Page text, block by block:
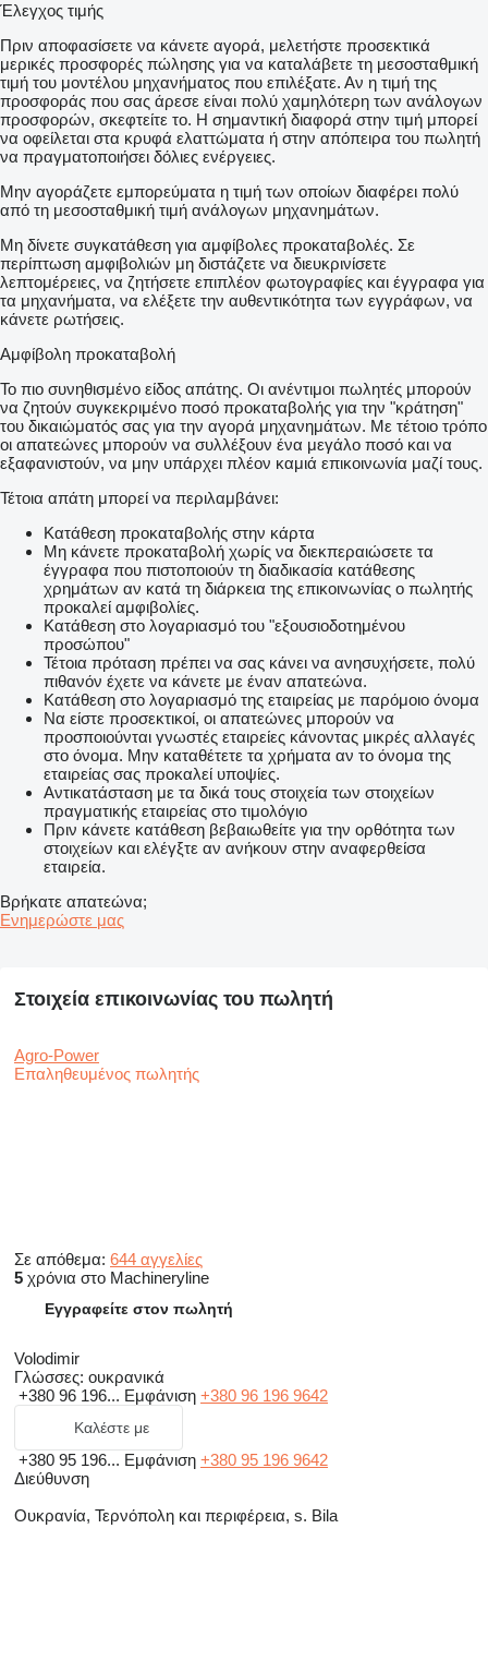
Έλεγχος τιμής
Πριν αποφασίσετε να κάνετε αγορά, μελετήστε προσεκτικά
μερικές προσφορές πώλησης για να καταλάβετε τη μεσοσταθμική
τιμή του μοντέλου μηχανήματος που επιλέξατε. Αν η τιμή της
προσφοράς που σας άρεσε είναι πολύ χαμηλότερη των ανάλογων
προσφορών, σκεφτείτε το. Η σημαντική διαφορά στην τιμή μπορεί
να οφείλεται στα κρυφά ελαττώματα ή στην απόπειρα του πωλητή
να πραγματοποιήσει δόλιες ενέργειες.
Μην αγοράζετε εμπορεύματα η τιμή των οποίων διαφέρει πολύ
από τη μεσοσταθμική τιμή ανάλογων μηχανημάτων.
Μη δίνετε συγκατάθεση για αμφίβολες προκαταβολές. Σε
περίπτωση αμφιβολιών μη διστάζετε να διευκρινίσετε
λεπτομέρειες, να ζητήσετε επιπλέον φωτογραφίες και έγγραφα για
τα μηχανήματα, να ελέξετε την αυθεντικότητα των εγγράφων, να
κάνετε ρωτήσεις.
Αμφίβολη προκαταβολή
Το πιο συνηθισμένο είδος απάτης. Οι ανέντιμοι πωλητές μπορούν
να ζητούν συγκεκριμένο ποσό προκαταβολής για την "κράτηση"
του δικαιώματός σας για την αγορά μηχανημάτων. Με τέτοιο τρόπο
οι απατεώνες μπορούν να συλλέξουν ένα μεγάλο ποσό και να
εξαφανιστούν, να μην υπάρχει πλέον καμιά επικοινωνία μαζί τους.
Τέτοια απάτη μπορεί να περιλαμβάνει:
Κατάθεση προκαταβολής στην κάρτα
Μη κάνετε προκαταβολή χωρίς να διεκπεραιώσετε τα
έγγραφα που πιστοποιούν τη διαδικασία κατάθεσης
χρημάτων αν κατά τη διάρκεια της επικοινωνίας ο πωλητής
προκαλεί αμφιβολίες.
Κατάθεση στο λογαριασμό του "εξουσιοδοτημένου
προσώπου"
Τέτοια πρόταση πρέπει να σας κάνει να ανησυχήσετε, πολύ
πιθανόν έχετε να κάνετε με έναν απατεώνα.
Κατάθεση στο λογαριασμό της εταιρείας με παρόμοιο όνομα
Να είστε προσεκτικοί, οι απατεώνες μπορούν να
προσποιούνται γνωστές εταιρείες κάνοντας μικρές αλλαγές
στο όνομα. Μην καταθέτετε τα χρήματα αν το όνομα της
εταιρείας σας προκαλεί υποψίες.
Αντικατάσταση με τα δικά τους στοιχεία των στοιχείων
πραγματικής εταιρείας στο τιμολόγιο
Πριν κάνετε κατάθεση βεβαιωθείτε για την ορθότητα των
στοιχείων και ελέγξτε αν ανήκουν στην αναφερθείσα
εταιρεία.
Βρήκατε απατεώνα;
Ενημερώστε μας
Στοιχεία επικοινωνίας του πωλητή
Agro-Power
Επαληθευμένος πωλητής
Σε απόθεμα: 644 αγγελίες
5 χρόνια στο Machineryline
Εγγραφείτε στον πωλητή
Volodimir
Γλώσσες: ουκρανικά
+380 96 196... Εμφάνιση +380 96 196 9642
Καλέστε με
+380 95 196... Εμφάνιση +380 95 196 9642
Διεύθυνση
Ουκρανία, Τερνόπολη και περιφέρεια, s. Bila